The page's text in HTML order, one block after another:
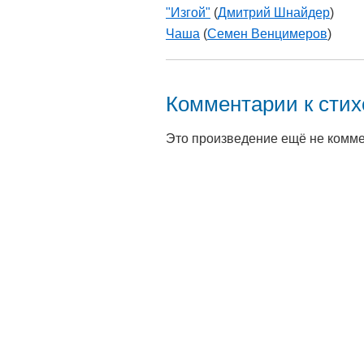
"Изгой" (Дмитрий Шнайдер)
Чаша (Семен Венцимеров)
Комментарии к
Это произведение ещё не